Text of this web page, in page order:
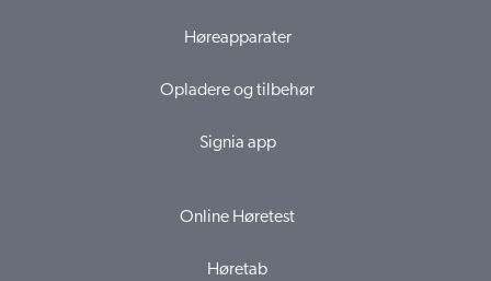
Høreapparater
Opladere og tilbehør
Signia app
Online Høretest
Høretab